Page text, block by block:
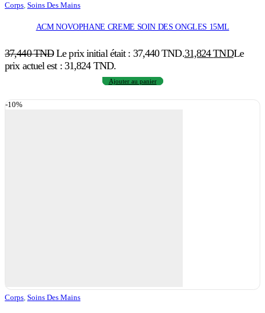
Corps, Soins Des Mains
ACM NOVOPHANE CREME SOIN DES ONGLES 15ML
37,440TND Le prix initial était : 37,440 TND.31,824TNDLe
prix actuel est : 31,824 TND.
Ajouter au panier
-10%
Corps Soins Des Mains